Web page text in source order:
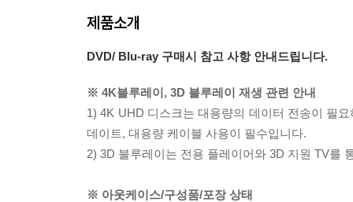
제품소개
DVD/ Blu-ray 구매시 참고 사항 안내드립니다.
※ 4K블루레이, 3D 블루레이 재생 관련 안내
1) 4K UHD 디스크는 대용량의 데이터 전송이 필
데이트, 대용량 케이블 사용이 필수입니다.
2) 3D 블루레이는 전용 플레이어와 3D 지원 TV를
※ 아웃케이스/구성품/포장 상태